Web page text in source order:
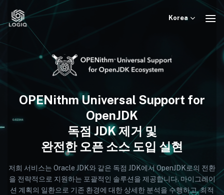
content
Korea
OPENithm Universal Support for
OpenJDK
독점 JDK 제거 및
완전한 오픈 소스 도입 실현
저희 서비스는 Oracle JDK와 같은 독점 JDK에서 OpenJDK로의 전환
을 전략적으로 지원하는 포괄적인 솔루션을 제공합니다. 마이그레이
션 계획의 일환으로 기존 환경에 대한 상세한 분석을 수행하고, 최적